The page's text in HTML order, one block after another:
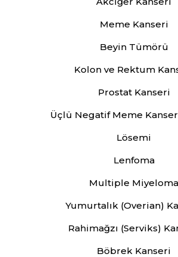
Meme Kanseri
Beyin Tümörü
Kolon ve Rektum
Prostat Kanseri
Üçlü Negatif Meme
Lösemi
Lenfoma
Multiple Miyeloma
Yumurtalık (Overian)
Rahimağzı (Serviks)
Böbrek Kanseri